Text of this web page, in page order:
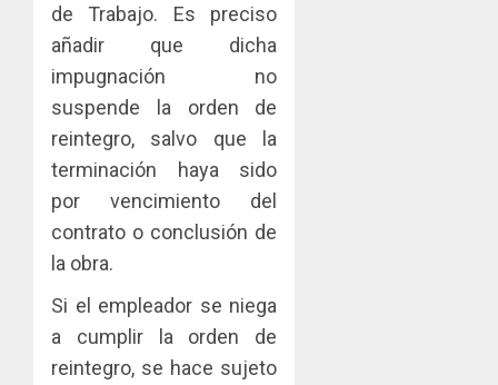
de Trabajo. Es preciso
añadir que dicha
impugnación no
suspende la orden de
reintegro, salvo que la
terminación haya sido
por vencimiento del
contrato o conclusión de
la obra.
Si el empleador se niega
a cumplir la orden de
reintegro, se hace sujeto